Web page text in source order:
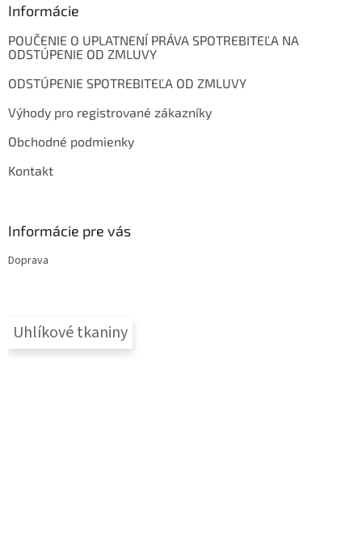
Informácie
POUČENIE O UPLATNENÍ PRÁVA SPOTREBITEĽA NA
ODSTÚPENIE OD ZMLUVY
ODSTÚPENIE SPOTREBITEĽA OD ZMLUVY
Výhody pro registrované zákazníky
Obchodné podmienky
Kontakt
Informácie pre vás
Doprava
Uhlíkové tkaniny